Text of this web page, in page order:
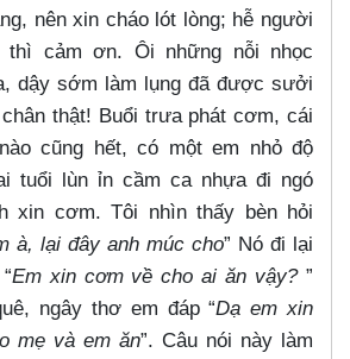
nên xin cháo lót lòng; hễ người
thì cảm ơn. Ôi những nỗi nhọc
dậy sớm làm lụng đã được sưởi
thật! Buổi trưa phát cơm, cái
cũng hết, có một em nhỏ độ
tuổi lùn ỉn cầm ca nhựa đi ngó
xin cơm. Tôi nhìn thấy bèn hỏi
à, lại đây anh múc cho” Nó đi lại
Em xin cơm về cho ai ăn vậy?”
ngây thơ em đáp “Dạ em xin
mẹ và em ăn”. Câu nói này làm